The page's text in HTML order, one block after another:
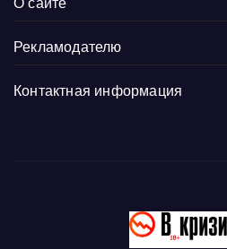
О сайте
Рекламодателю
Контактная информация